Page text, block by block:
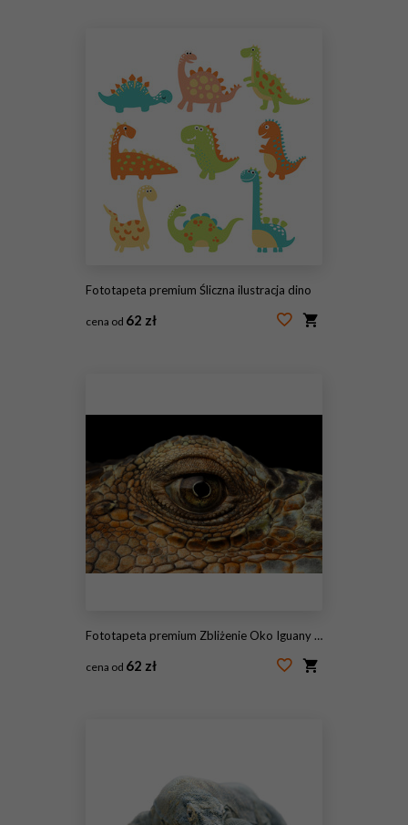
Fototapeta premium Śliczna ilustracja dino
cena od 62 zł
Fototapeta premium Zbliżenie Oko Iguany zielonej, wygląda jak smok na białym tle na czarnym tle
cena od 62 zł